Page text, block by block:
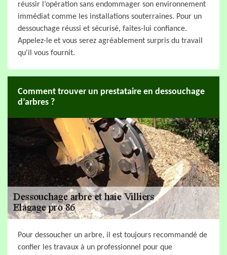
réussir l’opération sans endommager son environnement
immédiat comme les installations souterraines. Pour un
dessouchage réussi et sécurisé, faites-lui confiance.
Appelez-le et vous serez agréablement surpris du travail
qu'il vous fournit.
Comment trouver un prestataire en dessouchage
d’arbres ?
Pour dessoucher un arbre, il est toujours recommandé de
confier les travaux à un professionnel pour que